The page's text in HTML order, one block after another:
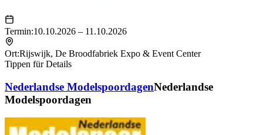
Termin:10.10.2026 – 11.10.2026
Ort:Rijswijk, De Broodfabriek Expo & Event Center
Tippen für Details
Nederlandse ModelspoordagenNederlandse
Modelspoordagen